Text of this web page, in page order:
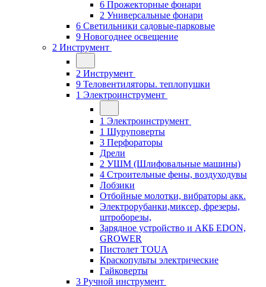
6 Прожекторные фонари
2 Универсальные фонари
6 Светильники садовые-парковые
9 Новогоднее освещение
2 Инструмент
2 Инструмент
9 Теловентиляторы. теплопушки
1 Электроинструмент
1 Электроинструмент
1 Шуруповерты
3 Перфораторы
Дрели
2 УШМ (Шлифовальные машины)
4 Строительные фены, воздуходувы
Лобзики
Отбойные молотки, вибраторы акк.
Электрорубанки,миксер, фрезеры,
штроборезы,
Зарядное устройство и АКБ EDON,
GROWER
Пистолет TOUA
Краскопульты электрические
Гайковерты
3 Ручной инструмент